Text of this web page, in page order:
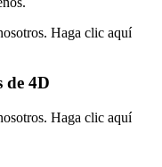
Haga clic aquí
de 4D
Haga clic aquí